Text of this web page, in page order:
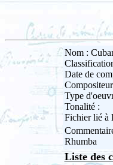
Nom :
Date de
Type
Tonalité :
Fichier lié à
Rhumba
Liste des